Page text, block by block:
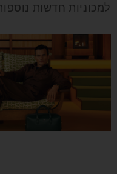
למכוניות חדשות